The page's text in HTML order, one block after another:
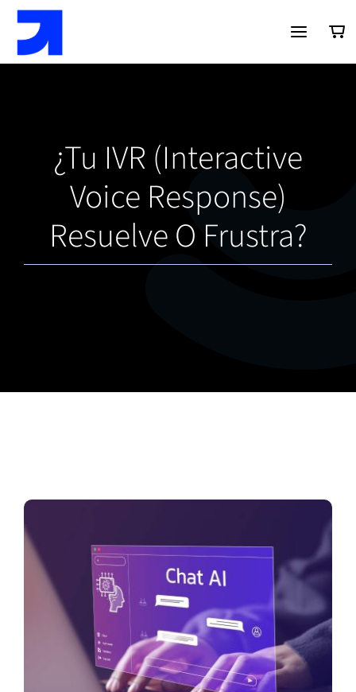
Saltar
contenido
¿Tu IVR (Interactive
Voice Response)
Resuelve O Frustra?